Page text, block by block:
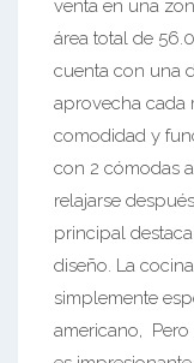
venta en una
área total de
cuenta con una
aprovecha cada
comodidad y
con 2 cómodas
relajarse
principal
diseño. La
simplemente
americano,